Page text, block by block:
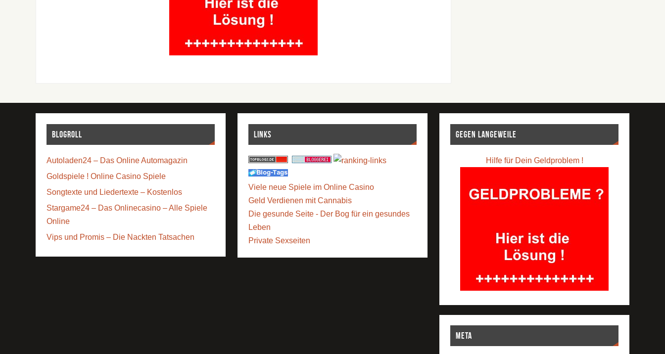
Blogroll
Autoladen24 – Das Online Automagazin
Goldspiele ! Online Casino Spiele
Songtexte und Liedertexte – Kostenlos
Stargame24 – Das Onlinecasino – Alle Spiele
Online
Vips und Promis – Die Nackten Tatsachen
Links
Viele neue Spiele im Online Casino
Geld Verdienen mit Cannabis
Die gesunde Seite - Der Bog für ein gesundes
Leben
Private Sexseiten
Gegen Langeweile
Hilfe für Dein Geldproblem !
Meta